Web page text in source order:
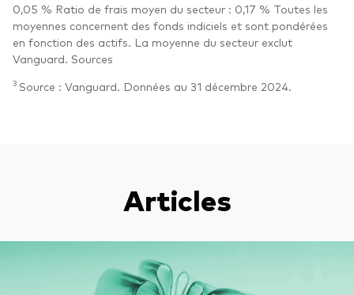
0,05 % Ratio de frais moyen du secteur : 0,17 % Toutes les
moyennes concernent des fonds indiciels et sont pondérées
en fonction des actifs. La moyenne du secteur exclut
Vanguard. Sources
3 Source : Vanguard. Données au 31 décembre 2024.
Articles